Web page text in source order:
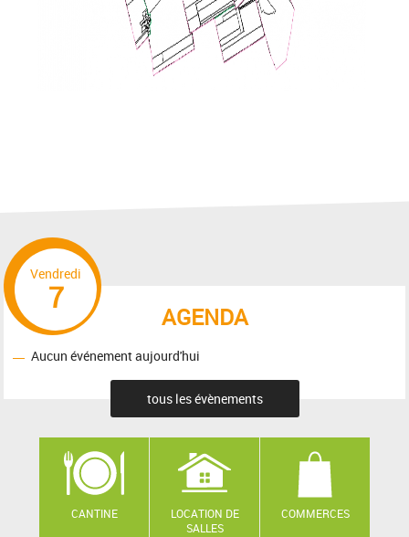
AGENDA
Vendredi
7
Aucun événement aujourd'hui
tous les évènements
CANTINE
LOCATION DE
SALLES
COMMERCES